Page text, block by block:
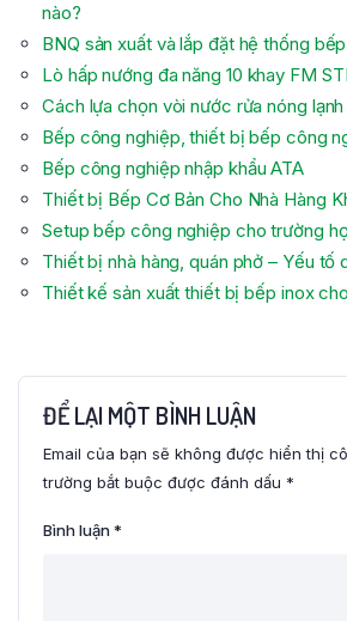
nào?
BNQ sản xuất và lắp đặt hệ thống
Lò hấp nướng đa năng 10 khay FM
Cách lựa chọn vòi nước rửa nóng
Bếp công nghiệp, thiết bị bếp công
Bếp công nghiệp nhập khẩu ATA
Thiết bị Bếp Cơ Bản Cho Nhà Hàng
Setup bếp công nghiệp cho trường
Thiết bị nhà hàng, quán phở – Yếu tố
Thiết kế sản xuất thiết bị bếp inox
ĐỂ LẠI MỘT BÌNH LUẬN
Email của bạn sẽ không được hiển thị
trường bắt buộc được đánh dấu *
Bình luận*